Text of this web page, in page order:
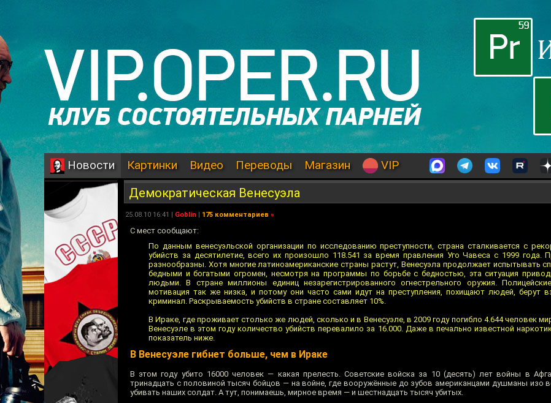
Новости Картинки Видео Переводы Магазин VIP
Демократическая Венесуэла
25.08.10 16:41 | Goblin | 175 комментариев »
С мест сообщают:
По данным венесуэльской организации по исследованию преступности, страна сталкивается с
убийств за десятилетие, всего их произошло 118.541 за время правления Уго Чавеса с 1999 года.
разнообразны. Хотя многие латиноамериканские страны растут, Венесуэла продолжает испытывать
бедными и богатыми огромен, несмотря на программы по борьбе с бедностью, эта ситуация
людьми. В стране миллионы единиц незарегистрированного огнестрельного оружия.
мотивация так же низка, и потому они часто сами идут на преступления, похищают людей, берут
криминал. Раскрываемость убийств в стране составляет 10%.
В Ираке, где проживает столько же людей, сколько и в Венесуэле, в 2009 году погибло 4.644 человек
Венесуэле в этом году количество убийств перевалило за 16.000. Даже в печально известной
показатель ниже.
В Венесуэле гибнет больше, чем в Ираке
В этом году убито 16000 человек — какая прелесть. Советские войска за 10 (десять) лет войны в
тринадцать с половиной тысяч бойцов — на войне, где вооружённые до зубов американцами душманы изо
убивать наших солдат. А тут, понимаешь, мирное время — и шестнадцать тысяч убитых.